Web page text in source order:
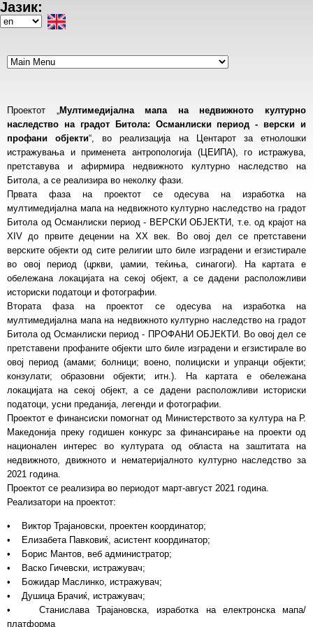
Skip
to
Јазик:
Select
Проектот „Мултимедијална мапа на недвижното културно
наследство на градот Битола: Османлиски период - верски и
профани објекти“, во реализација на Центарот за етнолошки
истражувања и применета антропологија (ЦЕИПА), го истражува,
претставува и афирмира недвижното културно наследство на
Битола, а се реализира во неколку фази.
Првата фаза на проектот се одесува на изработка на
мултимедијална мапа на недвижното културно наследство на градот
Битола од Османлиски период - ВЕРСКИ ОБЈЕКТИ, т.е. од крајот на
XIV до првите децении на XX век. Во овој дел се претставени
верските објекти од сите религии што биле изградени и егзистирале
во овој период (цркви, џамии, теќиња, синагоги). На картата е
обележана локацијата на секој објект, а се дадени расположливи
историски податоци и фотографии.
Втората фаза на проектот се одесува на изработка на
мултимедијална мапа на недвижното културно наследство на градот
Битола од Османлиски период - ПРОФАНИ ОБЈЕКТИ. Во овој дел се
претставени профаните објекти што биле изградени и егзистирале во
овој период (амами; болници; воено, полициски и упранци објекти;
конзулати; образовни објекти; итн.). На картата е обележана
локацијата на секој објект, а се дадени расположливи историски
податоци, усни преданија, легенди и фотографии.
Проектот е финансиски помогнат од Министерството за култура на Р.
Македонија преку годишен конкурс за финансирање на проекти од
национален интерес во културата од областа на заштитата на
недвижното, движното и нематеријалното културно наследство за
2021 година.
Проектот се реализира во периодот март-август 2021 година.
Реализатори на проектот:
• Виктор Трајановски, проектен координатор;
• Елизабета Павковиќ, асистент координатор;
• Борис Мантов, веб администратор;
• Васко Гичевски, истражувач;
• Божидар Маслинко, истражувач;
• Душица Брачиќ, истражувач;
• Станислава Трајановска, изработка на електронска мапа/
платформа